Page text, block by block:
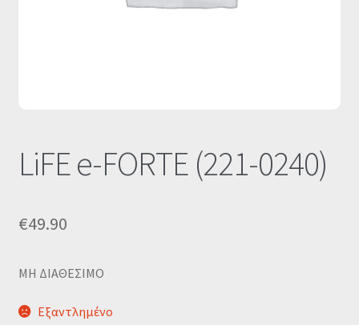
LiFE e-FORTE (221-0240)
€49.90
MΗ ΔΙΑΘΕΣΙΜΟ
Εξαντλημένο